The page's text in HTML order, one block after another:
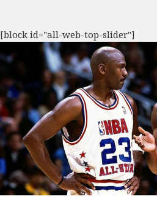
[block id="all-web-top-slider"]